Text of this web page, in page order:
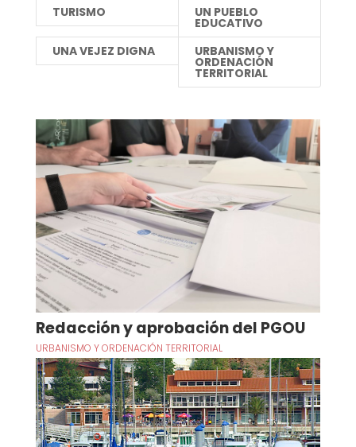
TURISMO
UN PUEBLO
EDUCATIVO
UNA VEJEZ DIGNA
URBANISMO Y
ORDENACIÓN
TERRITORIAL
Redacción y aprobación del PGOU
URBANISMO Y ORDENACIÓN TERRITORIAL